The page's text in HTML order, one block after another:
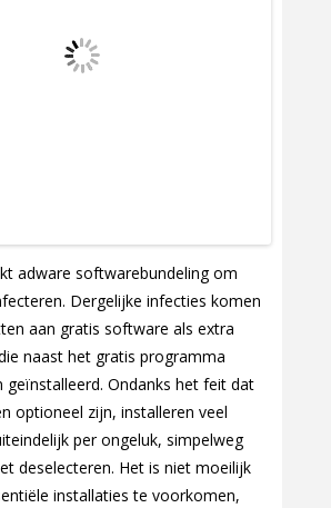
adware softwarebundeling om
Dergelijke infecties komen
aan gratis software als extra
naast het gratis programma
geïnstalleerd. Ondanks het feit dat
optioneel zijn, installeren veel
per ongeluk, simpelweg
deselecteren. Het is niet moeilijk
installaties te voorkomen,